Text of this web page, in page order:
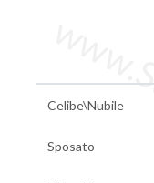
Celibe\Nubile
Sposato